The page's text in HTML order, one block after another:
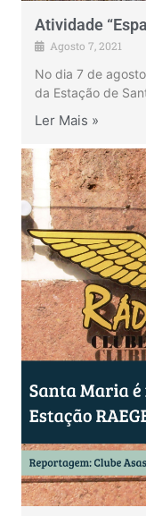
Atividade
Agosto 7, 2021
No dia 7 de
da Estação de
Ler Mais »